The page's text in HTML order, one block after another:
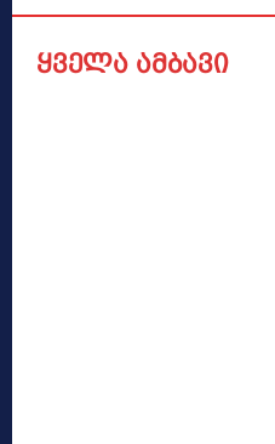
ყველა ამბავი